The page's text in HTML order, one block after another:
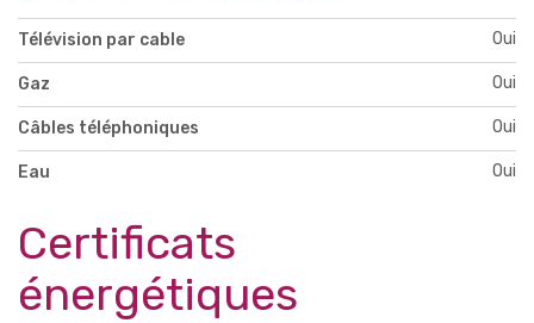
Télévision par cable Oui
Gaz Oui
Câbles téléphoniques Oui
Eau Oui
Certificats
énergétiques